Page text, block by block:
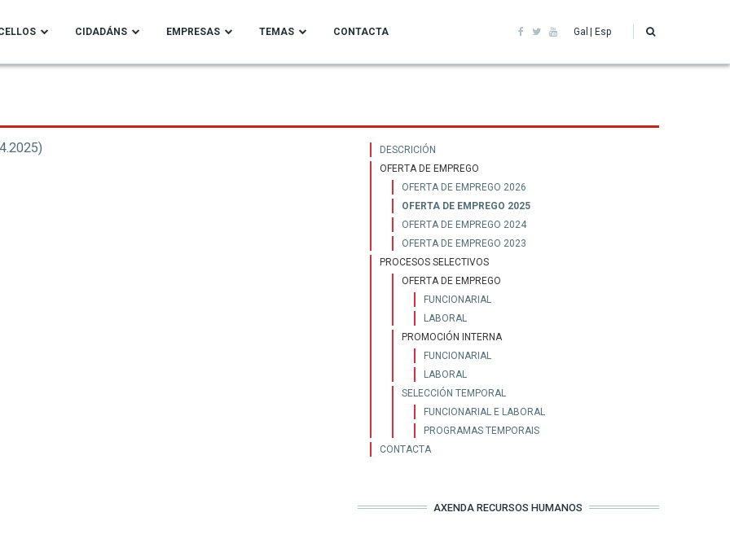
CIDADÁNS EMPRESAS TEMAS CONTACTA Gal Esp
Recursos
humanos
DESCRICIÓN
OFERTA DE EMPREGO
OFERTA DE EMPREGO 2026
OFERTA DE EMPREGO 2025
OFERTA DE EMPREGO 2024
OFERTA DE EMPREGO 2023
PROCESOS SELECTIVOS
OFERTA DE EMPREGO
FUNCIONARIAL
LABORAL
PROMOCIÓN INTERNA
FUNCIONARIAL
LABORAL
SELECCIÓN TEMPORAL
FUNCIONARIAL E LABORAL
PROGRAMAS TEMPORAIS
CONTACTA
AXENDA RECURSOS HUMANOS